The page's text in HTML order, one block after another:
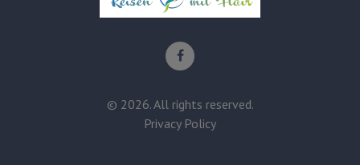
© 2026. All rights reserved.
Privacy Policy